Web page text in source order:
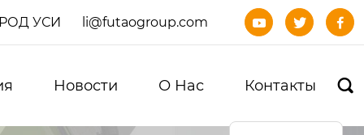
УСИ li@futaogroup.com   
Новости О Нас Контакты 